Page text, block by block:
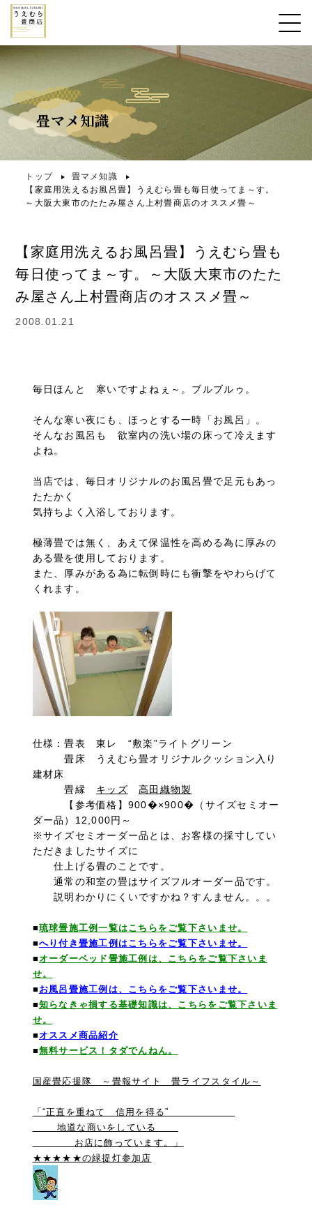
畳マメ知識
トップ
畳マメ知識
【家庭用洗えるお風呂畳】うえむら畳も毎日使ってま～す。
～大阪大東市のたたみ屋さん上村畳商店のオススメ畳～
【家庭用洗えるお風呂畳】うえむら畳も
毎日使ってま～す。～大阪大東市のたた
み屋さん上村畳商店のオススメ畳～
2008.01.21
毎日ほんと 寒いですよねぇ～。ブルブルゥ。
そんな寒い夜にも、ほっとする一時「お風呂」。
そんなお風呂も 欲室内の洗い場の床って冷えます
よね。
当店では、毎日オリジナルのお風呂畳で足元もあっ
たたかく
気持ちよく入浴しております。
極薄畳では無く、あえて保温性を高める為に厚みの
ある畳を使用しております。
また、厚みがある為に転倒時にも衝撃をやわらげて
くれます。
仕様：畳表 東レ “敷楽”ライトグリーン
畳床 うえむら畳オリジナルクッション入り
建材床
畳縁 キッズ
高田織物製
【参考価格】900�×900�（サイズセミオー
ダー品）12,000円～
※サイズセミオーダー品とは、お客様の採寸してい
ただきましたサイズに
仕上げる畳のことです。
通常の和室の畳はサイズフルオーダー品です。
説明わかりにくいですかね？すんません。。。
■琉球畳施工例一覧はこちらをご覧下さいませ。
■へり付き畳施工例はこちらをご覧下さいませ。
■オーダーベッド畳施工例は、こちらをご覧下さいま
せ。
■ お風呂畳施工例は、こちらをご覧下さいませ。
■知らなきゃ損する基礎知識は、こちらをご覧下さいま
せ。
■オススメ商品紹介
■無料サービス！タダでんねん。
国産畳応援隊 ～畳報サイト 畳ライフスタイル～
「“正直を重ねて 信用を得る”
地道な商いをしている
お店に飾っています。」
★★★★★の緑提灯参加店